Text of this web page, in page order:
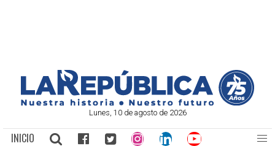
Lunes, 10 de agosto de 2026
INICIO